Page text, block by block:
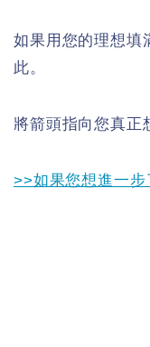
如果用您的理想填
此。
將箭頭指向您真正
>>如果您想進一步